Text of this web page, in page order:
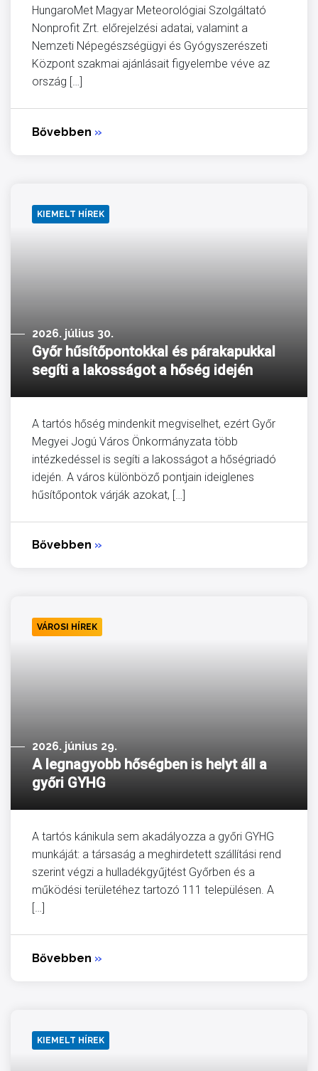
HungaroMet Magyar Meteorológiai Szolgáltató
Nonprofit Zrt. előrejelzési adatai, valamint a
Nemzeti Népegészségügyi és Gyógyszerészeti
Központ szakmai ajánlásait figyelembe véve az
ország […]
Bővebben »
KIEMELT HÍREK
2026. július 30.
Győr hűsítőpontokkal és párakapukkal
segíti a lakosságot a hőség idején
A tartós hőség mindenkit megviselhet, ezért Győr
Megyei Jogú Város Önkormányzata több
intézkedéssel is segíti a lakosságot a hőségriadó
idején. A város különböző pontjain ideiglenes
hűsítőpontok várják azokat, […]
Bővebben »
VÁROSI HÍREK
2026. június 29.
A legnagyobb hőségben is helyt áll a
győri GYHG
A tartós kánikula sem akadályozza a győri GYHG
munkáját: a társaság a meghirdetett szállítási rend
szerint végzi a hulladékgyűjtést Győrben és a
működési területéhez tartozó 111 településen. A
[…]
Bővebben »
KIEMELT HÍREK